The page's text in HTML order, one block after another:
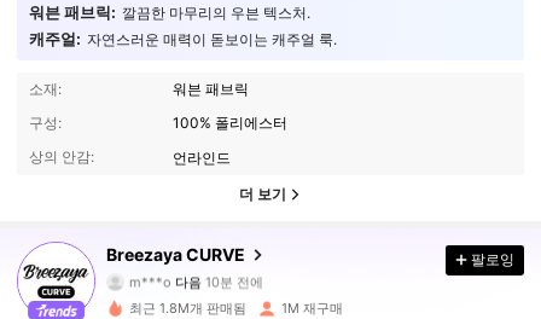
워븐 패브릭: 깔끔한 마무리의 우븐 텍스처.
캐주얼: 자연스러운 매력이 돋보이는 캐주얼 룩.
소재:
워븐 패브릭
구성:
100% 폴리에스터
상의 안감:
언라인드
더 보기
Breezaya CURVE
m***o다음10분 전에
e***p가 탐색 중입니다
4.89
150K 팔로워
팔로잉
최근 1.8M개 판매됨 1M 재구매